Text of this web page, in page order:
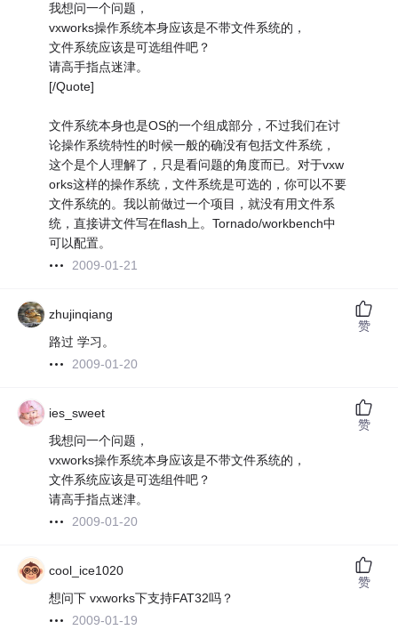
我想问一个问题，
vxworks操作系统本身应该是不带文件系统的，
文件系统应该是可选组件吧？
请高手指点迷津。
[/Quote]
文件系统本身也是OS的一个组成部分，不过我们在讨
论操作系统特性的时候一般的确没有包括文件系统，
这个是个人理解了，只是看问题的角度而已。对于vxw
orks这样的操作系统，文件系统是可选的，你可以不要
文件系统的。我以前做过一个项目，就没有用文件系
统，直接讲文件写在flash上。Tornado/workbench中
可以配置。
2009-01-21
zhujinqiang
路过 学习。
2009-01-20
赞
ies_sweet
我想问一个问题，
vxworks操作系统本身应该是不带文件系统的，
文件系统应该是可选组件吧？
请高手指点迷津。
2009-01-20
赞
cool_ice1020
想问下 vxworks下支持FAT32吗？
2009-01-19
赞